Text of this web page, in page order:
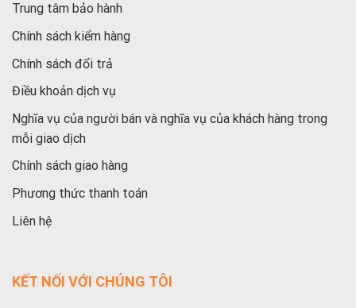
Trung tâm bảo hành
Chính sách kiểm hàng
Chính sách đổi trả
Điều khoản dịch vụ
Nghĩa vụ của người bán và nghĩa vụ của khách hàng trong
mỗi giao dịch
Chính sách giao hàng
Phương thức thanh toán
Liên hệ
KẾT NỐI VỚI CHÚNG TÔI